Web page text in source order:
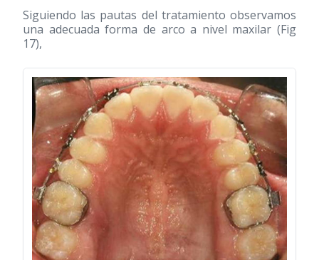
Siguiendo las pautas del tratamiento observamos
una adecuada forma de arco a nivel maxilar (Fig
17),